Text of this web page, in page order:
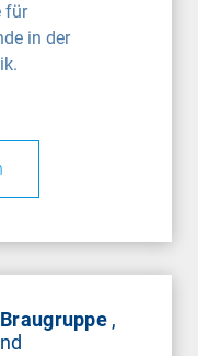
für
in der
,